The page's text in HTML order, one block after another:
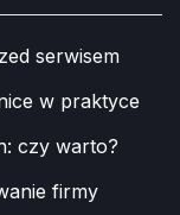
serwisem
w praktyce
czy warto?
firmy